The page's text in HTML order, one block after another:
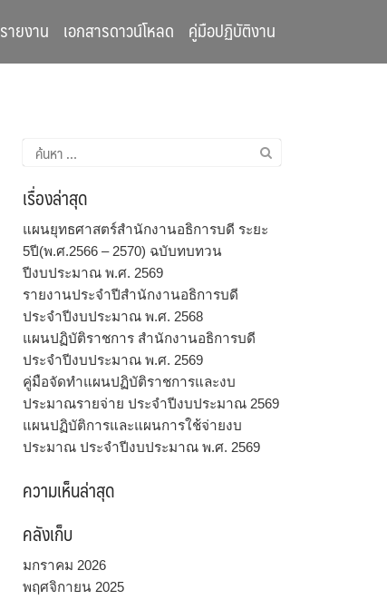
รายงาน เอกสารดาวน์โหลด คู่มือปฏิบัติงาน
ค้นหา
สำหรับ:
เรื่องล่าสุด
แผนยุทธศาสตร์สำนักงานอธิการบดี ระยะ
5ปี(พ.ศ.2566 – 2570) ฉบับทบทวน
ปีงบประมาณ พ.ศ. 2569
รายงานประจำปีสำนักงานอธิการบดี
ประจำปีงบประมาณ พ.ศ. 2568
แผนปฏิบัติราชการ สำนักงานอธิการบดี
ประจำปีงบประมาณ พ.ศ. 2569
คู่มือจัดทำแผนปฏิบัติราชการและงบ
ประมาณรายจ่าย ประจำปีงบประมาณ 2569
แผนปฏิบัติการและแผนการใช้จ่ายงบ
ประมาณ ประจำปีงบประมาณ พ.ศ. 2569
ความเห็นล่าสุด
คลังเก็บ
มกราคม 2026
พฤศจิกายน 2025